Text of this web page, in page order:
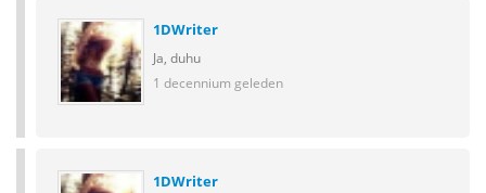
1DWriter
Ja, duhu
1 decennium geleden
1DWriter